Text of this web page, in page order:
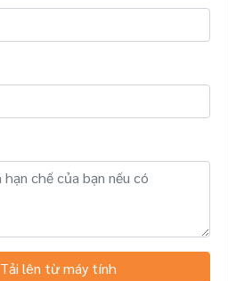
Tải lên từ máy tính